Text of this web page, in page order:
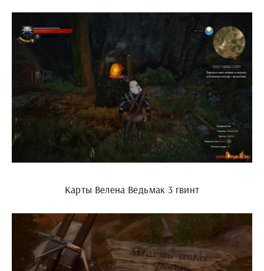
Карты Велена Ведьмак 3 гвинт